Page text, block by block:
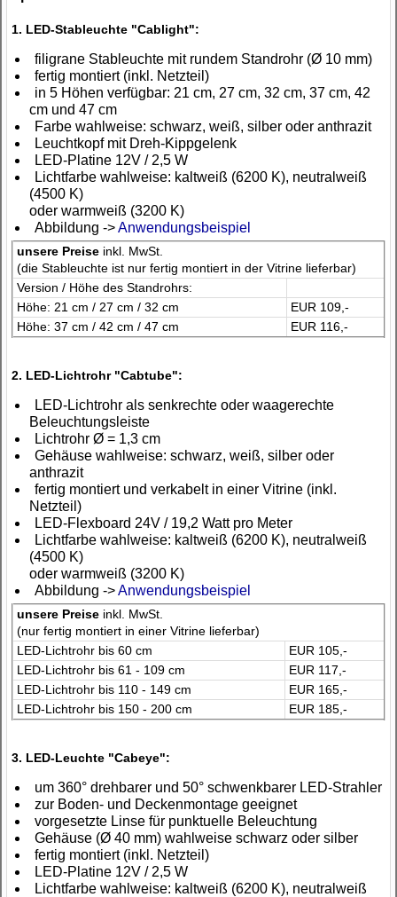
1. LED-Stableuchte "Cablight":
filigrane Stableuchte mit rundem Standrohr (Ø 10 mm)
fertig montiert (inkl. Netzteil)
in 5 Höhen verfügbar: 21 cm, 27 cm, 32 cm, 37 cm, 42
cm und 47 cm
Farbe wahlweise: schwarz, weiß, silber oder anthrazit
Leuchtkopf mit Dreh-Kippgelenk
LED-Platine 12V / 2,5 W
Lichtfarbe wahlweise: kaltweiß (6200 K), neutralweiß
(4500 K)
oder warmweiß (3200 K)
Abbildung ->Anwendungsbeispiel
unsere Preise inkl. MwSt.
(die Stableuchte ist nur fertig montiert in der Vitrine lieferbar)
Version / Höhe des Standrohrs:
Höhe: 21 cm / 27 cm / 32 cm
EUR 109,-
Höhe: 37 cm / 42 cm / 47 cm
EUR 116,-
2. LED-Lichtrohr "Cabtube":
LED-Lichtrohr als senkrechte oder waagerechte
Beleuchtungsleiste
Lichtrohr Ø = 1,3 cm
Gehäuse wahlweise: schwarz, weiß, silber oder
anthrazit
fertig montiert und verkabelt in einer Vitrine (inkl.
Netzteil)
LED-Flexboard 24V / 19,2 Watt pro Meter
Lichtfarbe wahlweise: kaltweiß (6200 K), neutralweiß
(4500 K)
oder warmweiß (3200 K)
Abbildung ->Anwendungsbeispiel
unsere Preise inkl. MwSt.
(nur fertig montiert in einer Vitrine lieferbar)
LED-Lichtrohr bis 60 cm
EUR 105,-
LED-Lichtrohr bis 61 - 109 cm
EUR 117,-
LED-Lichtrohr bis 110 - 149 cm
EUR 165,-
LED-Lichtrohr bis 150 - 200 cm
EUR 185,-
3. LED-Leuchte "Cabeye":
um 360° drehbarer und 50° schwenkbarer LED-Strahler
zur Boden- und Deckenmontage geeignet
vorgesetzte Linse für punktuelle Beleuchtung
Gehäuse (Ø 40 mm) wahlweise schwarz oder silber
fertig montiert (inkl. Netzteil)
LED-Platine 12V / 2,5 W
Lichtfarbe wahlweise: kaltweiß (6200 K), neutralweiß